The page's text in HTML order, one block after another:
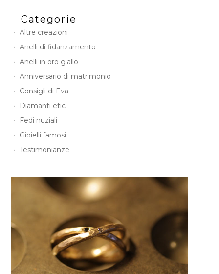
Categorie
Altre creazioni
Anelli di fidanzamento
Anelli in oro giallo
Anniversario di matrimonio
Consigli di Eva
Diamanti etici
Fedi nuziali
Gioielli famosi
Testimonianze